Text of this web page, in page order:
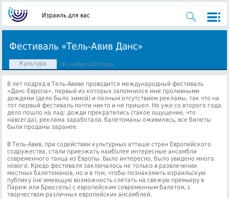
Израиль для вас
Фестиваль «Тель-Авив Данс»
Культура 01 ноября 2007 года
8 лет подряд в Тель-Авиве проводится международный фестиваль
«Данс-Европа», первый из которых запомнился мне проливными
дождями (дело было зимой) и полным отсутствием рекламы, так что на
тот первый фестиваль почти никто и не пришел. Но уже со второго года
дело пошло на лад: дожди прекратились (такое ощущение, что
навсегда), реклама заработала, балетоманы оживились, все билеты
были проданы заранее.
В Тель-Авив, при содействии культурных атташе стран Европейского
содружества, стали приезжать наиболее интересные ансамбли
современного танца из Европы. Было интересно, было увидено много
нового. Кредо фестиваля заключалось не только в развлечении
местных балетоманов, но и в том, чтобы познакомить израильскую
публику (не имеющую возможность слетать на свежую премьеру в
Париж или Брюссель) с европейским современным балетом, с
творчеством различных европейских ансамблей.